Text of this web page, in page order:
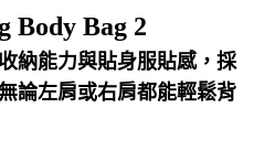
」（以下簡稱本公司）所提供，讓
或服務，並由商店將買賣／分期付款
本公司帳單繳交帳款。
之契約關係目的，商店將以您的個人
灣大哥大進項蒐集、處理及利用，
此簡訊中的連結，可透過四大超商／
，方視為交易完成。
繳費，但若您需要取消訂單，請聯絡
訂單仍視為有效，需透過AFTEE先享
關疑問，請聯繫「AFTEE先享後付
)免運費
Body Bag 2
納能力與貼身服貼感，採
論左肩或右肩都能輕鬆背